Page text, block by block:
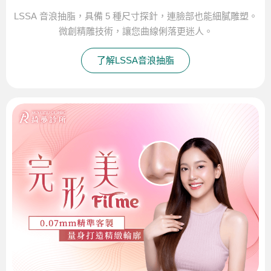
LSSA 音浪抽脂，具備 5 種尺寸探針，連臉部也能細膩雕塑。
微創精雕技術，讓您曲線俐落更迷人。
了解LSSA音浪抽脂